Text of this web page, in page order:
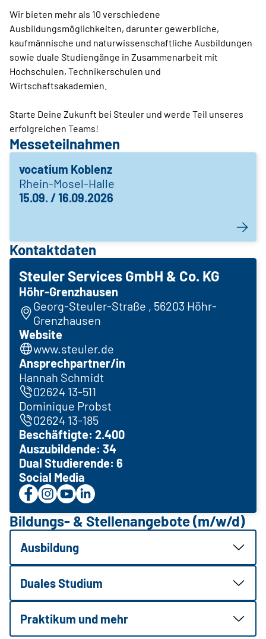
Wir bieten mehr als 10 verschiedene
Ausbildungsmöglichkeiten, darunter gewerbliche,
kaufmännische und naturwissenschaftliche Ausbildungen
sowie duale Studiengänge in Zusammenarbeit mit
Hochschulen, Technikerschulen und
Wirtschaftsakademien.
Starte Deine Zukunft bei Steuler und werde Teil unseres
erfolgreichen Teams!
Messeteilnahmen
vocatium Koblenz
Rhein-Mosel-Halle
15.09. / 16.09.2026
Kontaktdaten
Steuler Services GmbH & Co. KG
Höhr-Grenzhausen
Georg-Steuler-Straße , 56203 Höhr-
Grenzhausen
Website
www.steuler.de
Ansprechpartner/in
Hannah Schmidt
02624 13-511
Dominique Probst
02624 13-185
Beschäftigte: 2.400
Auszubildende: 34
Dual Studierende: 6
Social Media
Bildungs- & Stellenangebote (m/w/d)
Ausbildung
Duales Studium
Praktikum und mehr